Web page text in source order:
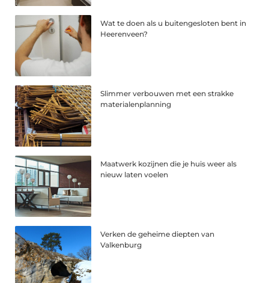
Wat te doen als u buitengesloten bent in
Heerenveen?
Slimmer verbouwen met een strakke
materialenplanning
Maatwerk kozijnen die je huis weer als
nieuw laten voelen
Verken de geheime diepten van
Valkenburg